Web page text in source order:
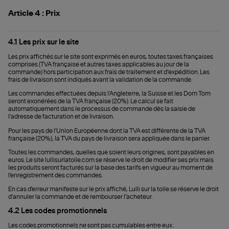
Article 4 : Prix
4.1 Les prix sur le site
Les prix affichés sur le site sont exprimés en euros, toutes taxes françaises
comprises (TVA française et autres taxes applicables au jour de la
commande) hors participation aux frais de traitement et d’expédition. Les
frais de livraison sont indiqués avant la validation de la commande.
Les commandes effectuées depuis l'Angleterre, la Suisse et les Dom Tom
seront exonérées de la TVA française (20%). Le calcul se fait
automatiquement dans le processus de commande dès la saisie de
l'adresse de facturation et de livraison.
Pour les pays de l'Union Européenne dont la TVA est différente de la TVA
française (20%), la TVA du pays de livraison sera appliquée dans le panier.
Toutes les commandes, quelles que soient leurs origines, sont payables en
euros. Le site lullisurlatoile.com se réserve le droit de modifier ses prix mais
les produits seront facturés sur la base des tarifs en vigueur au moment de
l'enregistrement des commandes.
En cas d'erreur manifeste sur le prix affiché, Lulli sur la toile se réserve le droit
d'annuler la commande et de rembourser l'acheteur.
4.2 Les codes promotionnels
Les codes promotionnels ne sont pas cumulables entre eux.